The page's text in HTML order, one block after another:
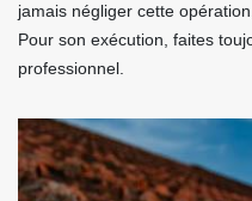
jamais négliger cette
Pour son exécution, faites
professionnel.